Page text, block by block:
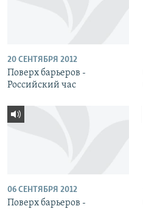
20 СЕНТЯБРЯ 2012
Поверх барьеров -
Российский час
06 СЕНТЯБРЯ 2012
Поверх барьеров -